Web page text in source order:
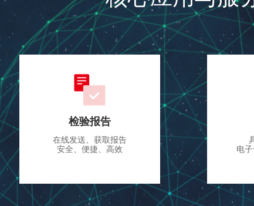
检验报告
在线发送、获取报告
安全、便捷、高效
电